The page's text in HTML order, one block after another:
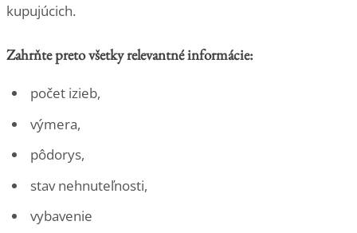
kupujúcich.
Zahrňte preto všetky relevantné informácie:
počet izieb,
výmera,
pôdorys,
stav nehnuteľnosti,
vybavenie